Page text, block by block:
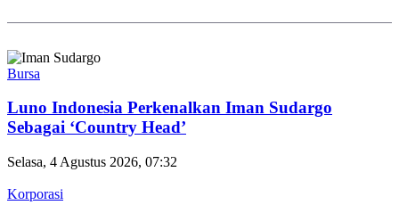
Bursa
Luno Indonesia Perkenalkan Iman Sudargo
Sebagai ‘Country Head’
Selasa, 4 Agustus 2026, 07:32
Korporasi